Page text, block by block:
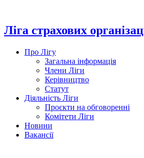
вмісту
Ліга страхових
Про Лігу
Загальна інформація
Члени Ліги
Керівництво
Статут
Діяльність Ліги
Проєкти на обговоренні
Комітети Ліги
Новини
Вакансії